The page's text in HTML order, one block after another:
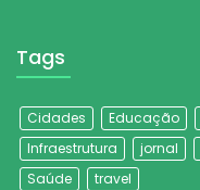
Tags
Cidades Educação
Infraestrutura
jornal
Saúde
travel